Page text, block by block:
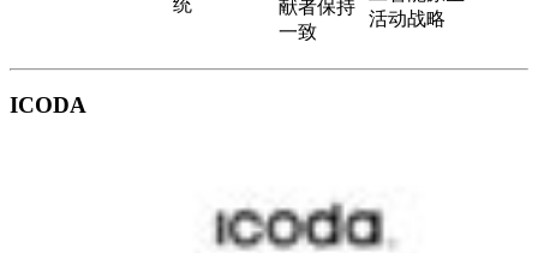
献者保持
一致
活动战略
ICODA